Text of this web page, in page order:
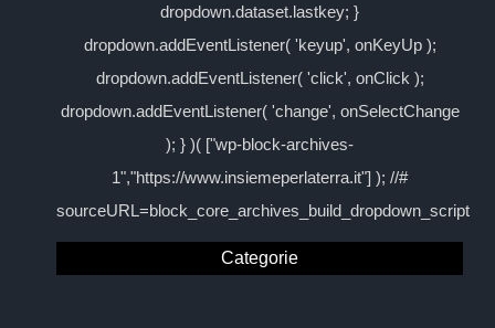
dropdown.dataset.lastkey; }
dropdown.addEventListener( 'keyup', onKeyUp );
dropdown.addEventListener( 'click', onClick );
dropdown.addEventListener( 'change', onSelectChange
); } )( ["wp-block-archives-
1","https://www.insiemeperlaterra.it"] ); //#
sourceURL=block_core_archives_build_dropdown_script
Categorie